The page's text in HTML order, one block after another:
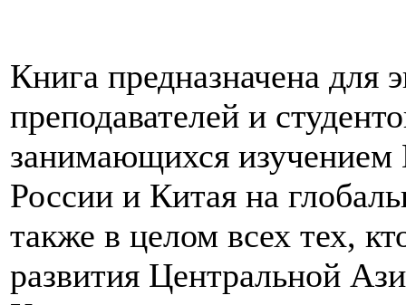
Книга предназначена для
преподавателей и
занимающихся
России и Китая на
также в целом всех тех,
развития Центральной